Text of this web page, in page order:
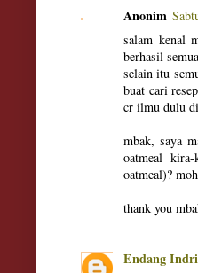
Anonim
salam kenal
berhasil
selain itu
buat cari
cr ilmu dulu
mbak, saya
oatmeal
oatmeal)?
thank you
Endang